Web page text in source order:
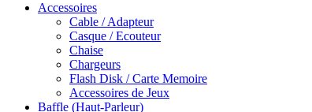
Accessoires
Cable / Adapteur
Casque / Ecouteur
Chaise
Chargeurs
Flash Disk / Carte Memoire
Accessoires de Jeux
Baffle (Haut-Parleur)